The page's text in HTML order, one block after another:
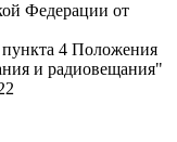
Федерации от
4 Положения
и радиовещания"